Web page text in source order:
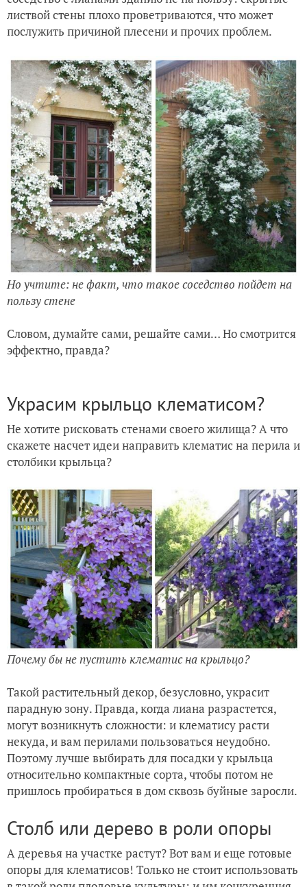
листвой стены плохо проветриваются, что может
послужить причиной плесени и прочих проблем.
Но учтите: не факт, что такое соседство пойдет на
пользу стене
Словом, думайте сами, решайте сами… Но смотрится
эффектно, правда?
Украсим крыльцо клематисом?
Не хотите рисковать стенами своего жилища? А что
скажете насчет идеи направить клематис на перила и
столбики крыльца?
Почему бы не пустить клематис на крыльцо?
Такой растительный декор, безусловно, украсит
парадную зону. Правда, когда лиана разрастется,
могут возникнуть сложности: и клематису расти
некуда, и вам перилами пользоваться неудобно.
Поэтому лучше выбирать для посадки у крыльца
относительно компактные сорта, чтобы потом не
пришлось пробираться в дом сквозь буйные заросли.
Столб или дерево в роли опоры
А деревья на участке растут? Вот вам и еще готовые
опоры для клематисов! Только не стоит использовать